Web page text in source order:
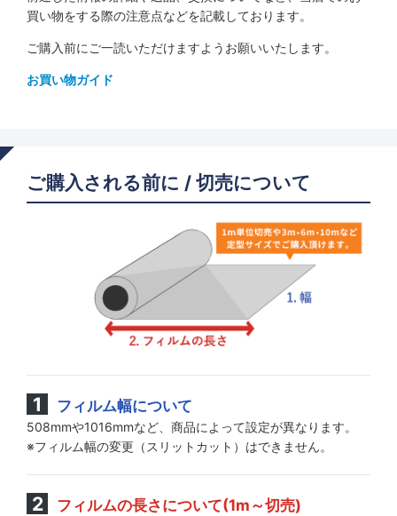
買い物をする際の注意点などを記載しております。
ご購入前にご一読いただけますようお願いいたします。
お買い物ガイド
ご購入される前に / 切売について
フィルム幅について
508mmや1016mmなど、商品によって設定が異なります。
※フィルム幅の変更（スリットカット）はできません。
フィルムの長さについて(1m～切売)